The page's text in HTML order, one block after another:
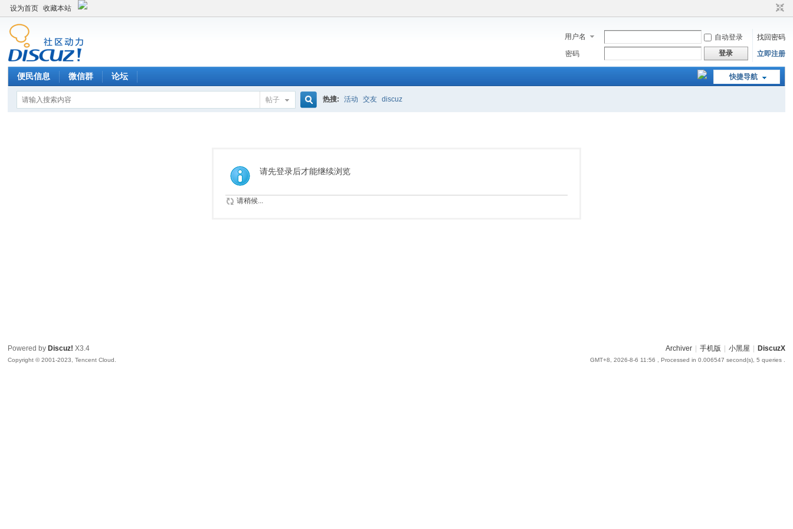
设为首页 收藏本站
用户名 自动登录
找回密码
密码
登录 立即注册
快捷导航
便民信息 微信群 论坛
帖子
索
热搜: 活动 交友 discuz
请先登录后才能继续浏览
请稍候...
Archiver 手机版 小黑屋 DiscuzX
GMT+8, 2026-8-6 11:56 , Processed in 0.006547 second(s), 5 queries .
Powered by Discuz! X3.4
Copyright © 2001-2023, Tencent Cloud.